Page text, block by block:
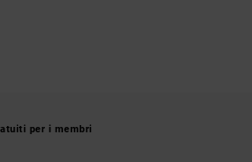
per i membri